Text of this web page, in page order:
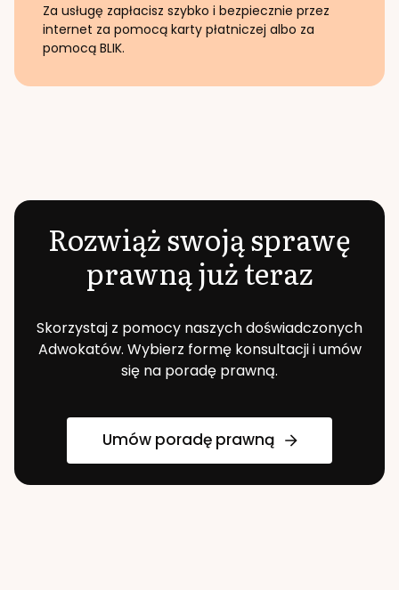
Za usługę zapłacisz szybko i bezpiecznie przez
internet za pomocą karty płatniczej albo za
pomocą BLIK.
Rozwiąż swoją sprawę
prawną już teraz
Skorzystaj z pomocy naszych doświadczonych
Adwokatów. Wybierz formę konsultacji i umów
się na poradę prawną.
Umów poradę prawną